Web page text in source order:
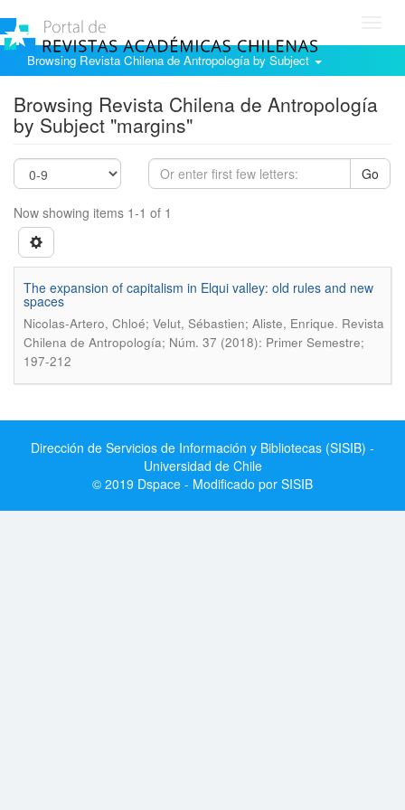
Browsing Revista Chilena de Antropología by Subject
Browsing Revista Chilena de Antropología
by Subject "margins"
Go
Now showing items 1-1 of 1
The expansion of capitalism in Elqui valley: old rules and new
spaces
Nicolas-Artero, Chloé; Velut, Sébastien; Aliste, Enrique. Revista
Chilena de Antropología; Núm. 37 (2018): Primer Semestre;
197-212
Dirección de Servicios de Información y Bibliotecas (SISIB) -
Universidad de Chile
© 2019 Dspace - Modificado por SISIB